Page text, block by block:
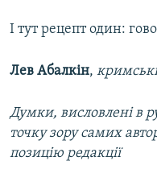
І тут рецепт один:
Лев Абалкін,
Думки, висловлені в
точку зору самих
позицію редакції